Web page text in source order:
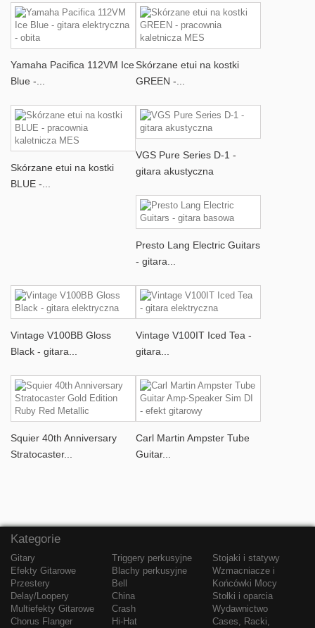
Yamaha Pacifica 112VM Ice
Blue -...
Skórzane etui na kostki
GREEN -...
Skórzane etui na kostki
BLUE -...
VGS Pure Series D-1 -
gitara akustyczna
Presto Lang Electric Guitars
- gitara...
Vintage V100BB Gloss
Black - gitara...
Vintage V100IT Iced Tea -
gitara...
Squier 40th Anniversary
Stratocaster...
Carl Martin Ampster Tube
Guitar...
Kategorie
Gitary
Efekty Gitarowe
Przestery
Delay/Loopery
Multiefekty Gitarowe
Chorus Flanger
Triggery perkusyjne
Blachy perkusyjne
Bell
China
Crash
Hi-Hat
Stojaki i statywy
Wzmacniacze i
Końcówki Mocy
Stołki i oparcia
Wydawnictwo
Cases, Racki,